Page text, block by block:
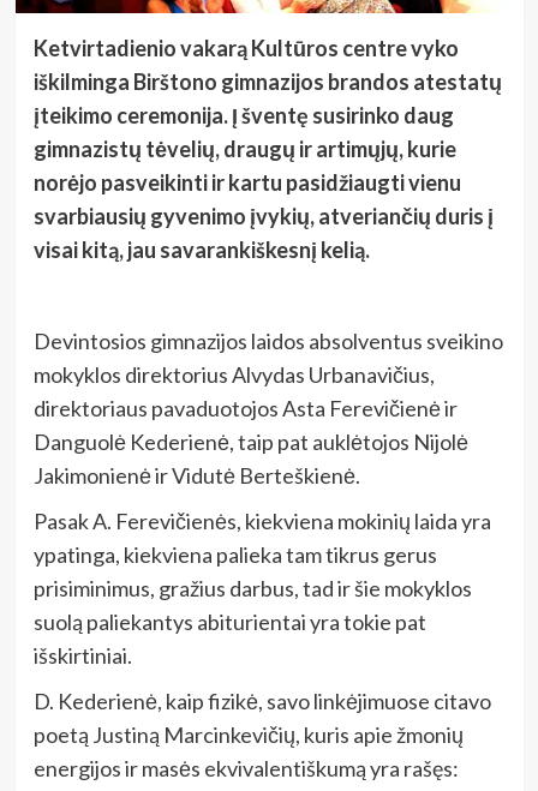
Ketvirtadienio vakarą Kultūros centre vyko
iškilminga Birštono gimnazijos brandos atestatų
įteikimo ceremonija. Į šventę susirinko daug
gimnazistų tėvelių, draugų ir artimųjų, kurie
norėjo pasveikinti ir kartu pasidžiaugti vienu
svarbiausių gyvenimo įvykių, atveriančių duris į
visai kitą, jau savarankiškesnį kelią.
Devintosios gimnazijos laidos absolventus sveikino
mokyklos direktorius Alvydas Urbanavičius,
direktoriaus pavaduotojos Asta Ferevičienė ir
Danguolė Kederienė, taip pat auklėtojos Nijolė
Jakimonienė ir Vidutė Berteškienė.
Pasak A. Ferevičienės, kiekviena mokinių laida yra
ypatinga, kiekviena palieka tam tikrus gerus
prisiminimus, gražius darbus, tad ir šie mokyklos
suolą paliekantys abiturientai yra tokie pat
išskirtiniai.
D. Kederienė, kaip fizikė, savo linkėjimuose citavo
poetą Justiną Marcinkevičių, kuris apie žmonių
energijos ir masės ekvivalentiškumą yra rašęs: